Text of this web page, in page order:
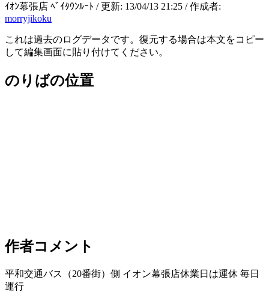
ｲｵﾝ幕張店 ﾍﾞｲﾀｳﾝﾙｰﾄ / 更新: 13/04/13 21:25 / 作成者:
morryjikoku
これは過去のログデータです。復元する場合は本文をコピー
して編集画面に貼り付けてください。
のりばの位置
作者コメント
平和交通バス（20番街）側 イオン幕張店休業日は運休 毎日
運行